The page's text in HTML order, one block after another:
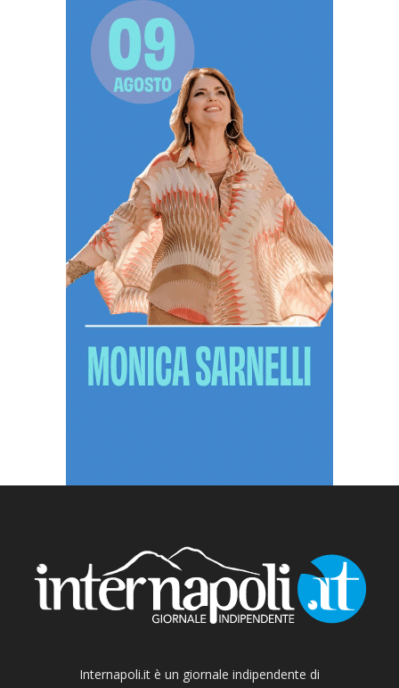
Internapoli.it è un giornale indipendente di